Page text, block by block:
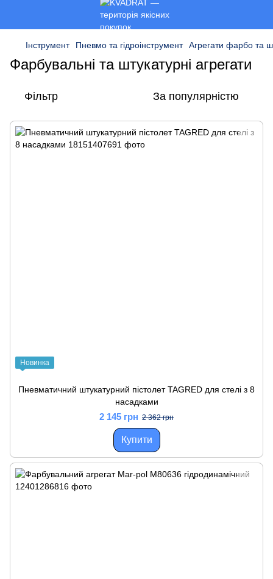
Інструмент Пневмо та гідроінструмент Агрегати фарбо та
Фарбувальні та штукатурні агрегати
Фільтр За популярністю
Новинка
Пневматичний штукатурний пістолет TAGRED для стелі з 8
насадками
2 145 грн 2 362 грн
Купити